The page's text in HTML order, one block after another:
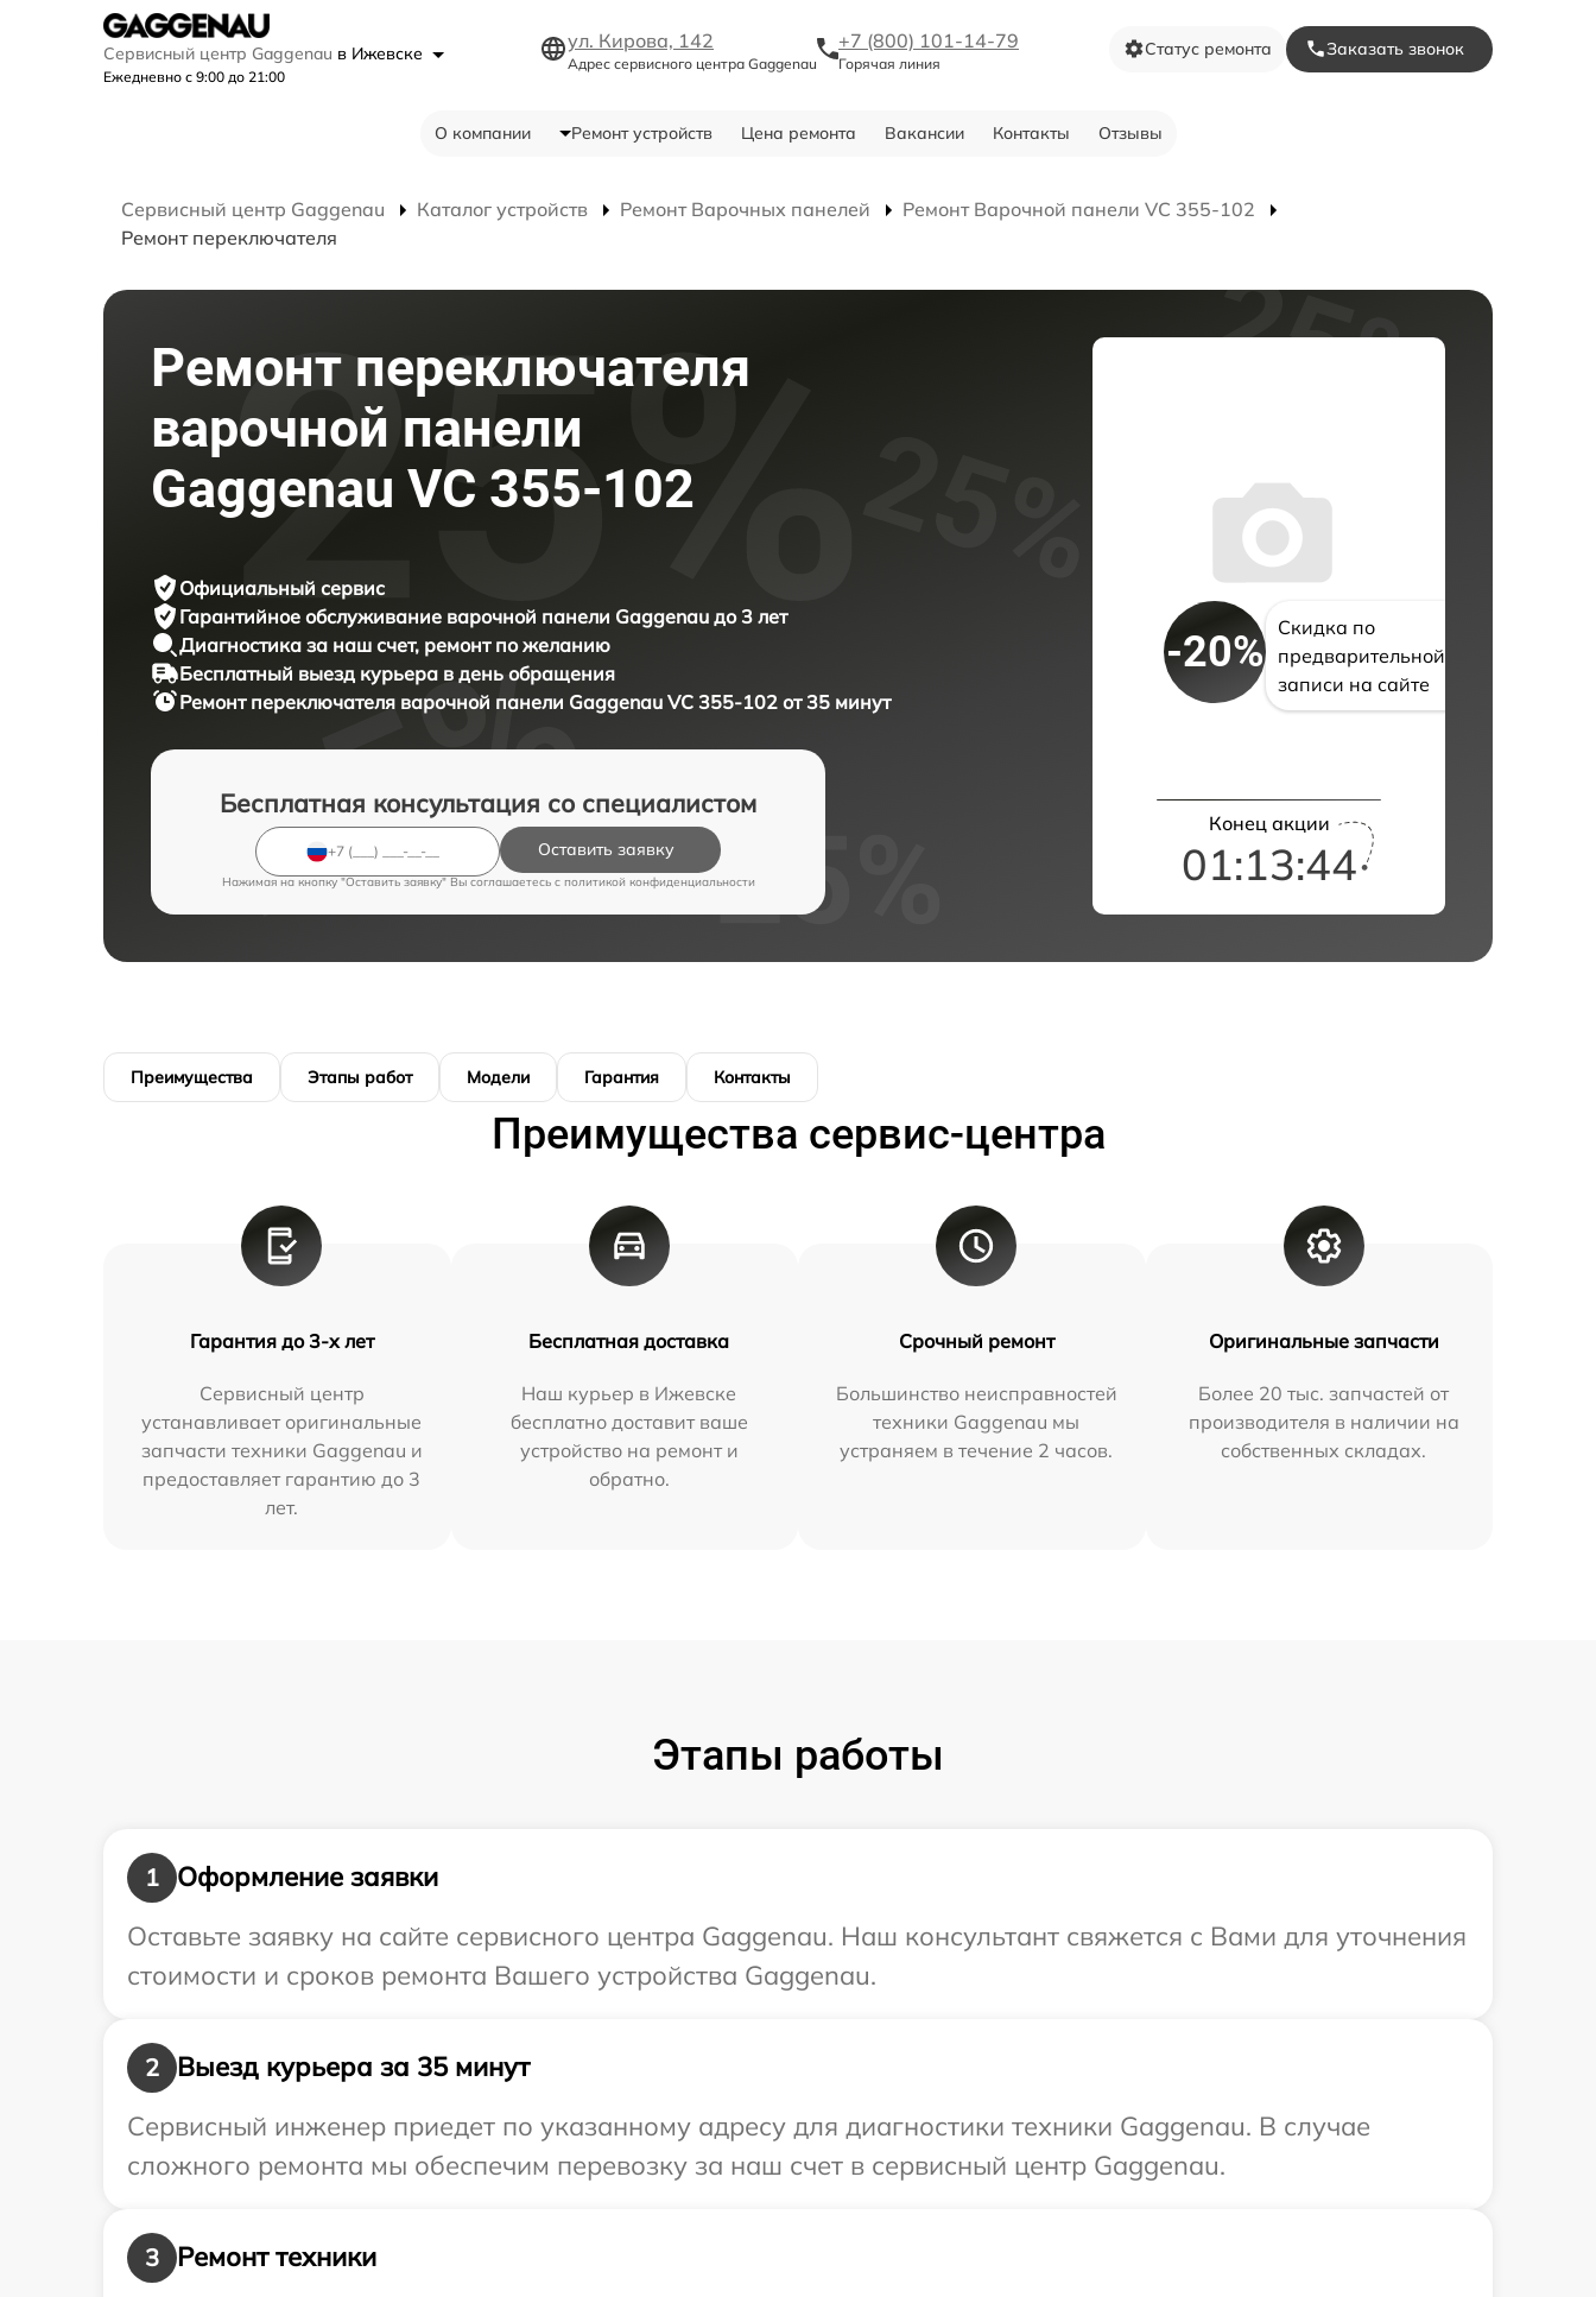
Сервисный центр Gaggenau в Ижевске
Ежедневно с 9:00 до 21:00
ул. Кирова, 142
Адрес сервисного центра Gaggenau
+7 (800) 101-14-79
Горячая линия
Статус ремонта Заказать звонок
О компании Ремонт устройств Цена ремонта Вакансии Контакты Отзывы
Сервисный центр Gaggenau Каталог устройств Ремонт Варочных панелей
Ремонт Варочной панели VC 355-102
Ремонт переключателя
Ремонт переключателя
варочной панели
Gaggenau VC 355-102
Официальный сервис
Гарантийное обслуживание варочной панели Gaggenau до 3 лет
Диагностика за наш счет, ремонт по желанию
Бесплатный выезд курьера в день обращения
Ремонт переключателя варочной панели Gaggenau VC 355-102 от 35 минут
Бесплатная консультация со специалистом
Оставить заявку
Нажимая на кнопку "Оставить заявку" Вы соглашаетесь c политикой конфиденциальности
-20%
Скидка по
предварительной
записи на сайте
Конец акции
01:13:43
Преимущества Этапы работ Модели Гарантия Контакты
Преимущества сервис-центра
Гарантия до 3-х лет
Сервисный центр
устанавливает оригинальные
запчасти техники Gaggenau и
предоставляет гарантию до 3
лет.
Бесплатная доставка
Наш курьер в Ижевске
бесплатно доставит ваше
устройство на ремонт и
обратно.
Срочный ремонт
Большинство неисправностей
техники Gaggenau мы
устраняем в течение 2 часов.
Оригинальные запчасти
Более 20 тыс. запчастей от
производителя в наличии на
собственных складах.
Этапы работы
1
Оформление заявки
Оставьте заявку на сайте сервисного центра Gaggenau. Наш консультант свяжется с Вами для уточнения
стоимости и сроков ремонта Вашего устройства Gaggenau.
2
Выезд курьера за 35 минут
Сервисный инженер приедет по указанному адресу для диагностики техники Gaggenau. В случае
сложного ремонта мы обеспечим перевозку за наш счет в сервисный центр Gaggenau.
3
Ремонт техники